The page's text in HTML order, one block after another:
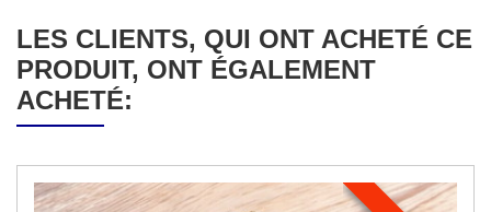
LES CLIENTS, QUI ONT ACHETÉ CE
PRODUIT, ONT ÉGALEMENT
ACHETÉ: